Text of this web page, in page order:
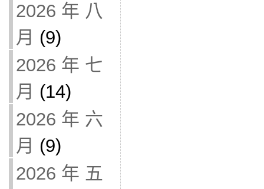
2026 年 八
月 (9)
2026 年 七
月 (14)
2026 年 六
月 (9)
2026 年 五